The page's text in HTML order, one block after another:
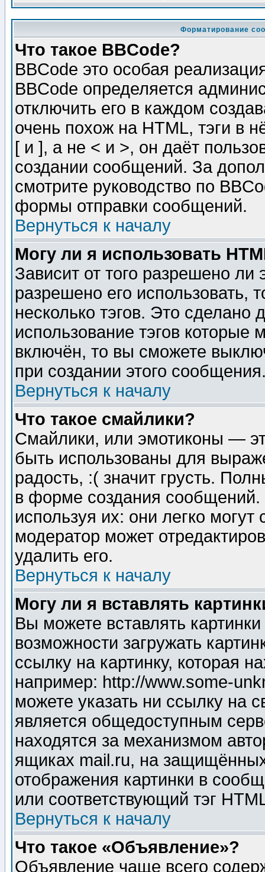
Форматирование
Что такое BBCode?
BBCode это особая
BBCode определяется
отключить его в каждом
очень похож на HTML, тэги в
[ и ], а не < и >, он даёт
создании сообщений. За
смотрите руководство по
формы отправки сообщений.
Вернуться к началу
Могу ли я использовать
Зависит от того разрешено
разрешено его использовать,
несколько тэгов. Это сделано
использование тэгов
включён, то вы сможете
при создании этого
Вернуться к началу
Что такое смайлики?
Смайлики, или эмотиконы —
быть использованы для
радость, :( значит грусть.
в форме создания сообщений.
используя их: они легко
модератор может
удалить его.
Вернуться к началу
Могу ли я вставлять
Вы можете вставлять
возможности загружать
ссылку на картинку, которая
например: http://www.some-
можете указать ни ссылку на
является общедоступным
находятся за механизмом
ящиках mail.ru, на
отображения картинки в
или соответствующий тэг
Вернуться к началу
Что такое «Объявление»?
Объявление чаще всего